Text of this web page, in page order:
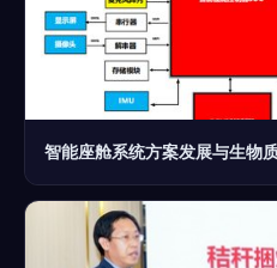
智能座舱系统方案发展与生物